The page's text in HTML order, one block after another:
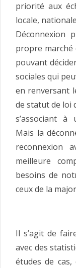
priorité aux
locale,
Déconnexion
propre
pouvant
sociales qui
en renversant
de statut de loi
s’associant
Mais la
reconnexion
meilleure
besoins de
ceux de la
Il s’agit de
avec des
études de